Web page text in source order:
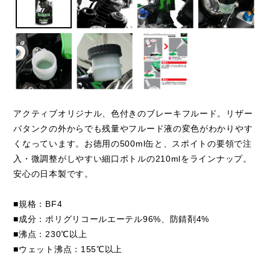
アクティブオリジナル、色付きのブレーキフルード。リザー
バタンクの外からでも残量やフルード液の変色がわかりやす
くなっています。お徳用の500ml缶と、スポイトの要領で注
入・微調整がしやすい細口ボトルの210mlをラインナップ。
安心の日本製です。
■規格：BF4
■成分：ポリグリコールエーテル96%、防錆剤4%
■沸点：230℃以上
■ウェット沸点：155℃以上